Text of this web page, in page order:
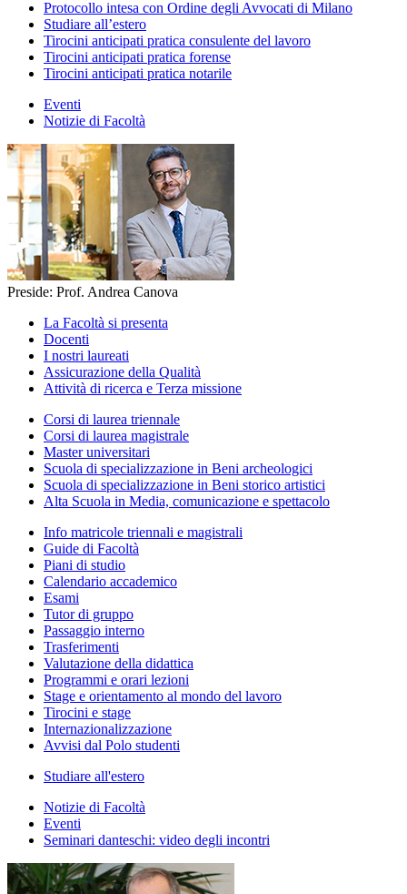
Protocollo intesa con Ordine degli Avvocati di Milano
Studiare all’estero
Tirocini anticipati pratica consulente del lavoro
Tirocini anticipati pratica forense
Tirocini anticipati pratica notarile
Eventi
Notizie di Facoltà
Preside: Prof. Andrea Canova
La Facoltà si presenta
Docenti
I nostri laureati
Assicurazione della Qualità
Attività di ricerca e Terza missione
Corsi di laurea triennale
Corsi di laurea magistrale
Master universitari
Scuola di specializzazione in Beni archeologici
Scuola di specializzazione in Beni storico artistici
Alta Scuola in Media, comunicazione e spettacolo
Info matricole triennali e magistrali
Guide di Facoltà
Piani di studio
Calendario accademico
Esami
Tutor di gruppo
Passaggio interno
Trasferimenti
Valutazione della didattica
Programmi e orari lezioni
Stage e orientamento al mondo del lavoro
Tirocini e stage
Internazionalizzazione
Avvisi dal Polo studenti
Studiare all'estero
Notizie di Facoltà
Eventi
Seminari danteschi: video degli incontri